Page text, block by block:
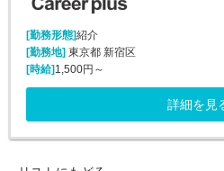
[勤務形態]紹介
[勤務地] 東京都 新宿区
[時給] 1,500円～
詳細を見